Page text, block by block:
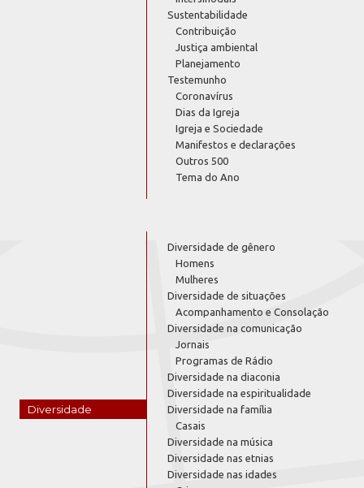
Sustentabilidade
Contribuição
Justiça ambiental
Planejamento
Testemunho
Coronavírus
Dias da Igreja
Igreja e Sociedade
Manifestos e declarações
Outros 500
Tema do Ano
Diversidade
Diversidade de gênero
Homens
Mulheres
Diversidade de situações
Acompanhamento e Consolação
Diversidade na comunicação
Jornais
Programas de Rádio
Diversidade na diaconia
Diversidade na espiritualidade
Diversidade na família
Casais
Diversidade na música
Diversidade nas etnias
Diversidade nas idades